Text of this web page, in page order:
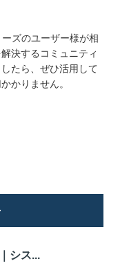
ズのユーザー様が相
決するコミュニティ
たら、ぜひ活用して
かりません。
シス...